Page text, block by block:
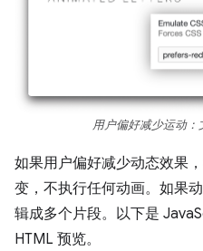
用户偏好减少运动
如果用户偏好减少动态效果
变，不执行任何动画。如果
辑成多个片段。以下是
HTML 预览。